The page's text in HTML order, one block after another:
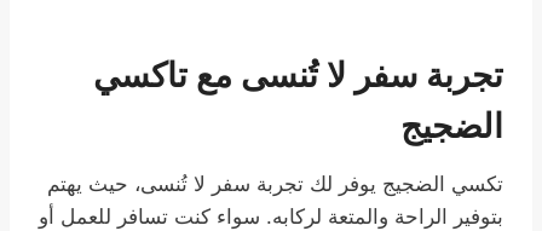
تجربة سفر لا تُنسى مع تاكسي
الضجيج
تكسي الضجيج يوفر لك تجربة سفر لا تُنسى، حيث يهتم
بتوفير الراحة والمتعة لركابه. سواء كنت تسافر للعمل أو